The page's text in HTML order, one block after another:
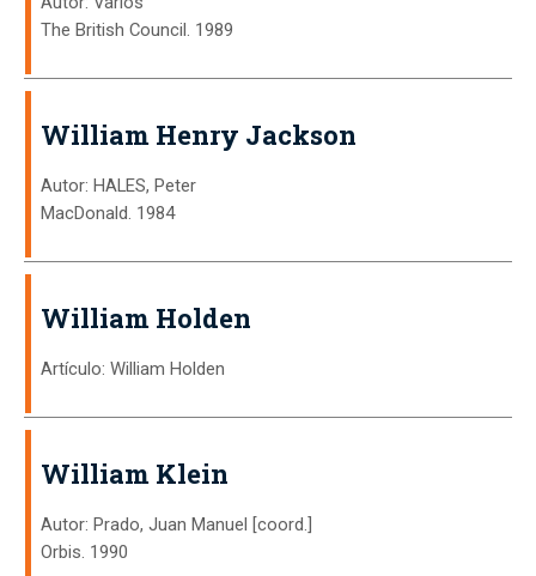
The British Council. 1989
William Henry Jackson
Autor: HALES, Peter
MacDonald. 1984
William Holden
Artículo: William Holden
William Klein
Autor: Prado, Juan Manuel [coord.]
Orbis. 1990